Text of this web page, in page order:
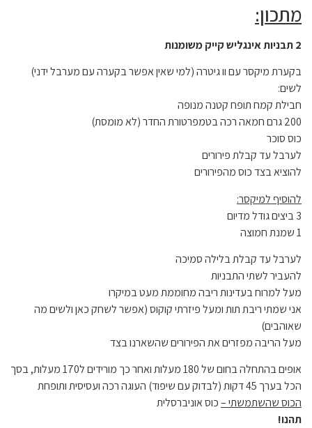
מתכון:
2 תבניות אינגליש קייק משומנות
בקערת מיקסר עם וו גיטרה (למי שאין אפשר בקערה עם מערבל ידני)
לשים:
חבילת קמח תופח קטנה מנופה
200 גרם חמאה רכה בטמפרטורת החדר (לא מומסת)
כוס סוכר
לערבל עד קבלת פירורים
להוציא בצד כוס מהפירורים
להוסיף למיקסר:
3 ביצים גודל מדיום
1 שמנת חמוצה
לערבל עד קבלת בלילה סמיכה
להעביר לשתי התבניות
מעל למרוח בעדינות ריבה מחוממת מעט במיקרו
אני שמתי ריבת תות ומעל פיזרתי קוקוס (אפשר לשחק כאן ולשים מה
שאוהבים)
מעל הריבה מפזרים את הפירורים שהשארנו בצד
אופים בהתחלה בחום של 180 מעלות ואחר כך מורידים ל170 מעלות, בסך
הכל בערך 45 דקות (לבדוק עם שיפוד) העוגה רכה ועסיסית ותופחת
הכוס שהשתמשתי –כוס אוניברסלית
תהנו!